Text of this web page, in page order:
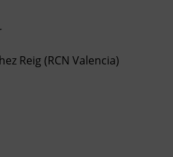
Reig (RCN Valencia)